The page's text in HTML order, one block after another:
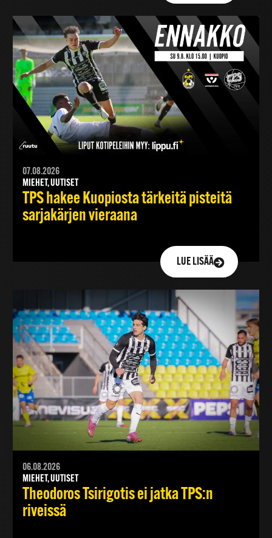
07.08.2026
MIEHET, UUTISET
TPS hakee Kuopiosta tärkeitä pisteitä
sarjakärjen vieraana
LUE LISÄÄ
06.08.2026
MIEHET, UUTISET
Theodoros Tsirigotis ei jatka TPS:n
riveissä